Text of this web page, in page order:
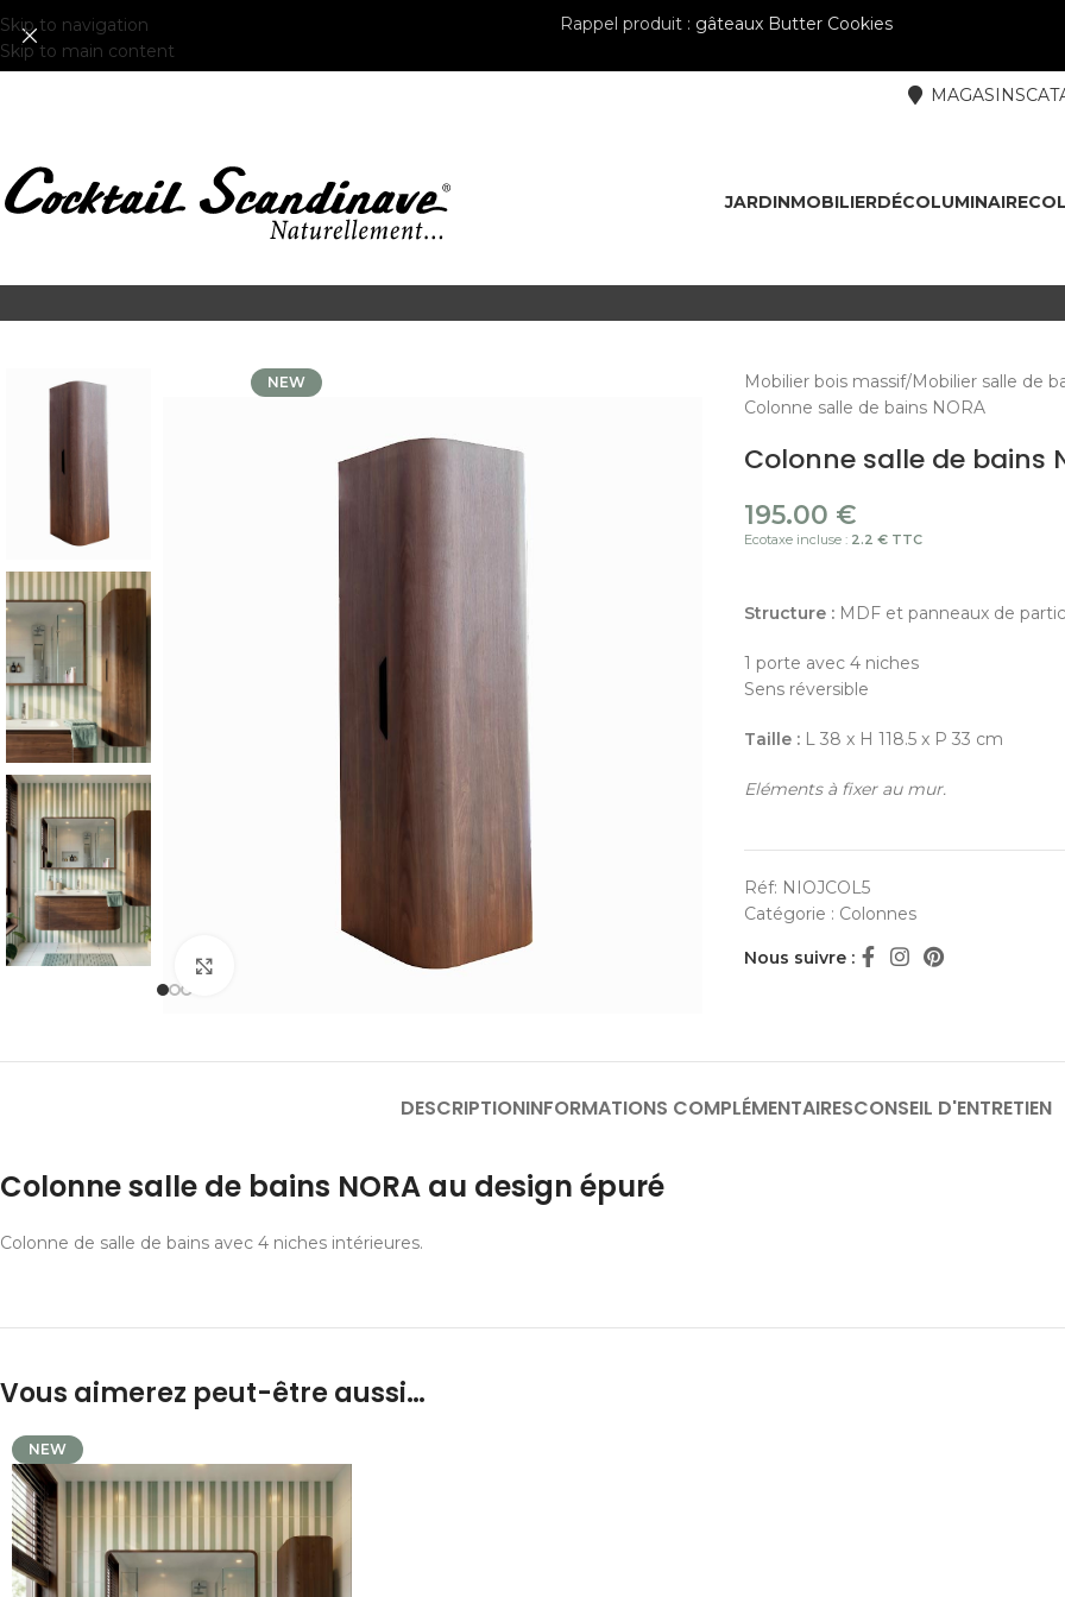
Skip to navigation
Skip to main content
Rappel produit : gâteaux Butter Cookies
MAGASINS
JARDINMOBILIERDÉCOLUMINAIRE
NEW
Cliquer pour agrandir
Mobilier bois massif Mobilier salle de
Colonne salle de bains NORA
Colonne salle de bains
195.00 €
Ecotaxe incluse :2.2 € TTC
Structure :MDF et panneaux de
1 porte avec 4 niches
Sens réversible
Taille :L 38 x H 118.5 x P 33 cm
Eléments à fixer au mur.
Réf: NIOJCOL5
Catégorie : Colonnes
Nous suivre :
DESCRIPTIONINFORMATIONS COMPLÉMENTAIRESCONSEIL D'ENTRETIEN
Colonne salle de bains NORA au design épuré
Colonne de salle de bains avec 4 niches intérieures.
Vous aimerez peut-être aussi…
NEW